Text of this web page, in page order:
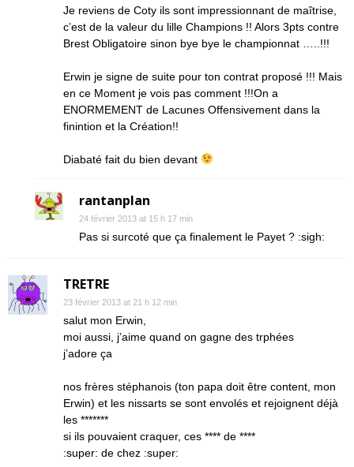
Je reviens de Coty ils sont impressionnant de maîtrise,
c’est de la valeur du lille Champions !! Alors 3pts contre
Brest Obligatoire sinon bye bye le championnat …..!!!
Erwin je signe de suite pour ton contrat proposé !!! Mais
en ce Moment je vois pas comment !!!On a
ENORMEMENT de Lacunes Offensivement dans la
finintion et la Création!!
Diabaté fait du bien devant
rantanplan
24 février 2013 at 15 h 17 min
Pas si surcoté que ça finalement le Payet ? :sigh:
TRETRE
23 février 2013 at 21 h 12 min
salut mon Erwin,
moi aussi, j’aime quand on gagne des trphées
j’adore ça
nos frères stéphanois (ton papa doit être content, mon
Erwin) et les nissarts se sont envolés et rejoignent déjà
les *******
si ils pouvaient craquer, ces **** de ****
:super: de chez :super: